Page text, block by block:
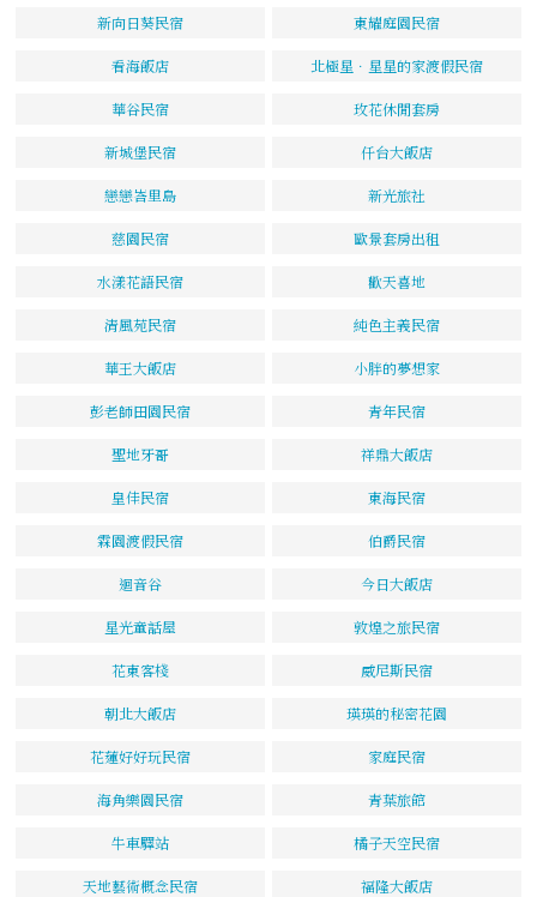
新向日葵民宿 東耀庭園民宿
看海飯店 北極星．星星的家渡假民宿
華谷民宿 玫花休閒套房
新城堡民宿 仟台大飯店
戀戀峇里島 新光旅社
慈園民宿 歐景套房出租
水漾花語民宿 歡天喜地
清風苑民宿 純色主義民宿
華王大飯店 小胖的夢想家
彭老師田園民宿 青年民宿
聖地牙哥 祥鼎大飯店
皇佳民宿 東海民宿
霖園渡假民宿 伯爵民宿
迴音谷 今日大飯店
星光童話屋 敦煌之旅民宿
花東客棧 威尼斯民宿
朝北大飯店 瑛瑛的秘密花園
花蓮好好玩民宿 家庭民宿
海角樂園民宿 青葉旅館
牛車驛站 橘子天空民宿
天地藝術概念民宿 福隆大飯店